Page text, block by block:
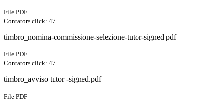
File PDF
Contatore click: 47
timbro_nomina-commissione-selezione-tutor-signed.pdf
File PDF
Contatore click: 47
timbro_avviso tutor -signed.pdf
File PDF